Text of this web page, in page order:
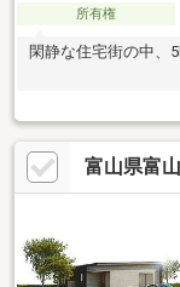
所有権
閑静な住宅街の中、
富山県富